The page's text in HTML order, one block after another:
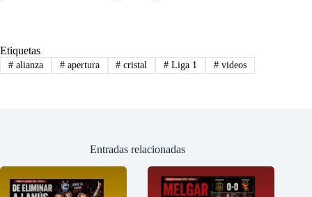
Etiquetas
#alianza #apertura # cristal # Liga 1 # videos
Entradas relacionadas